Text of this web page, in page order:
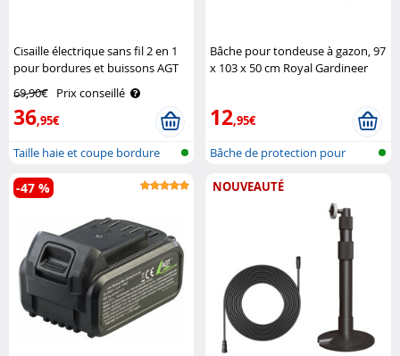
Cisaille électrique sans fil 2 en 1
pour bordures et buissons AGT
69,90€ Prix conseillé
36,95€
Taille haie et coupe bordure
sans f..
Bâche pour tondeuse à gazon, 97
x 103 x 50 cm Royal Gardineer
12,95€
Bâche de protection pour
-47 % NOUVEAUTÉ